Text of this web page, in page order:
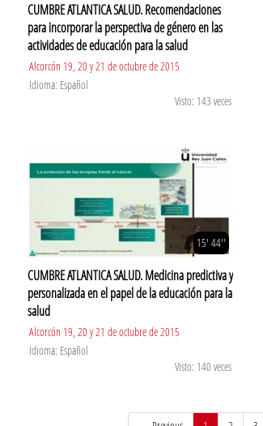
CUMBRE ATLANTICA SALUD. Recomendaciones
para incorporar la perspectiva de género en las
actividades de educación para la salud
Alcorcón 19, 20 y 21 de octubre de 2015
Idioma: Español
Visto: 143 veces
15' 44''
CUMBRE ATLANTICA SALUD. Medicina predictiva y
personalizada en el papel de la educación para la
salud
Alcorcón 19, 20 y 21 de octubre de 2015
Idioma: Español
Visto: 140 veces